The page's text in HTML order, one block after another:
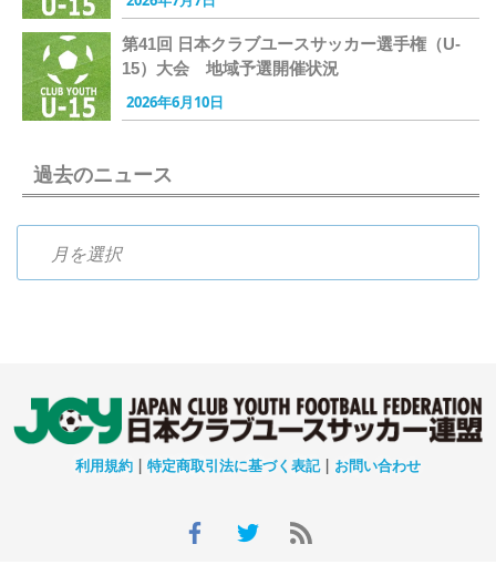
第41回 日本クラブユースサッカー選手権（U-
15）大会 地域予選開催状況
2026年6月10日
過去のニュース
利用規約 | 特定商取引法に基づく表記| お問い合わせ